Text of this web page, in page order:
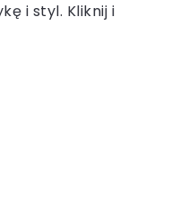
i styl. Kliknij i